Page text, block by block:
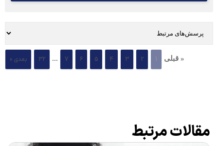
« قبلی 1
2
3
4
5
6
7
...
32 بعدی »
مقالات مرتبط